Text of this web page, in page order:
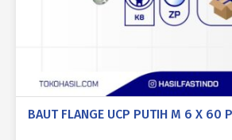
BAUT FLANGE UCP PUTIH M 6 X 60